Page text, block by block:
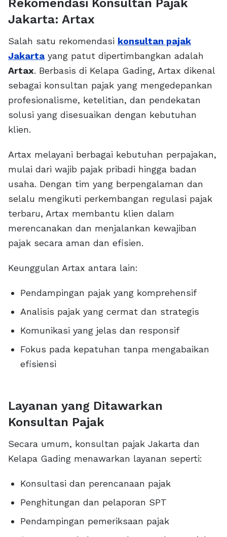
Rekomendasi Konsultan Pajak
Jakarta: Artax
Salah satu rekomendasi konsultan pajak
Jakarta yang patut dipertimbangkan adalah
Artax. Berbasis di Kelapa Gading, Artax dikenal
sebagai konsultan pajak yang mengedepankan
profesionalisme, ketelitian, dan pendekatan
solusi yang disesuaikan dengan kebutuhan
klien.
Artax melayani berbagai kebutuhan perpajakan,
mulai dari wajib pajak pribadi hingga badan
usaha. Dengan tim yang berpengalaman dan
selalu mengikuti perkembangan regulasi pajak
terbaru, Artax membantu klien dalam
merencanakan dan menjalankan kewajiban
pajak secara aman dan efisien.
Keunggulan Artax antara lain:
Pendampingan pajak yang komprehensif
Analisis pajak yang cermat dan strategis
Komunikasi yang jelas dan responsif
Fokus pada kepatuhan tanpa mengabaikan
efisiensi
Layanan yang Ditawarkan
Konsultan Pajak
Secara umum, konsultan pajak Jakarta dan
Kelapa Gading menawarkan layanan seperti:
Konsultasi dan perencanaan pajak
Penghitungan dan pelaporan SPT
Pendampingan pemeriksaan pajak